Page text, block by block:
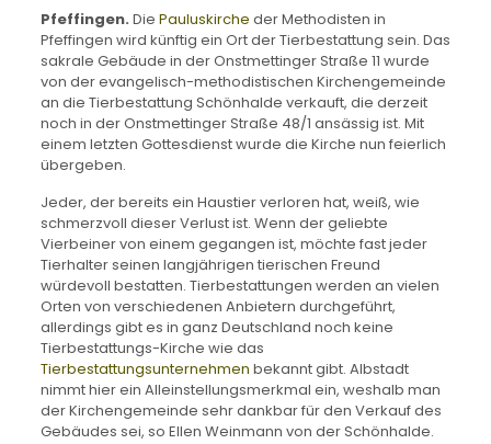
Pfeffingen. Die Pauluskirche der Methodisten in
Pfeffingen wird künftig ein Ort der Tierbestattung sein. Das
sakrale Gebäude in der Onstmettinger Straße 11 wurde
von der evangelisch-methodistischen Kirchengemeinde
an die Tierbestattung Schönhalde verkauft, die derzeit
noch in der Onstmettinger Straße 48/1 ansässig ist. Mit
einem letzten Gottesdienst wurde die Kirche nun feierlich
übergeben.
Jeder, der bereits ein Haustier verloren hat, weiß, wie
schmerzvoll dieser Verlust ist. Wenn der geliebte
Vierbeiner von einem gegangen ist, möchte fast jeder
Tierhalter seinen langjährigen tierischen Freund
würdevoll bestatten. Tierbestattungen werden an vielen
Orten von verschiedenen Anbietern durchgeführt,
allerdings gibt es in ganz Deutschland noch keine
Tierbestattungs-Kirche wie das
Tierbestattungsunternehmen bekannt gibt. Albstadt
nimmt hier ein Alleinstellungsmerkmal ein, weshalb man
der Kirchengemeinde sehr dankbar für den Verkauf des
Gebäudes sei, so Ellen Weinmann von der Schönhalde.